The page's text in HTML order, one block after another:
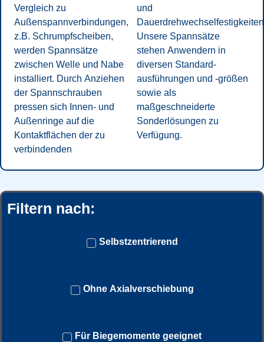
Vergleich zu
Außenspannverbindungen,
z.B. Schrumpf­scheiben,
werden Spannsätze
zwischen Welle und Nabe
installiert. Durch Anziehen
der Spannschrauben
pressen sich Innen- und
Außenringe auf die
Kontaktflächen der zu
verbindenden
und
Unsere Spannsätze
stehen Anwendern in
diversen Standard­
ausführungen und -größen
sowie als
maßgeschneiderte
Sonderlösungen zu
Verfügung.
Filtern nach:
Selbstzentrierend
Ohne Axialverschiebung
Für Biegemomente geeignet